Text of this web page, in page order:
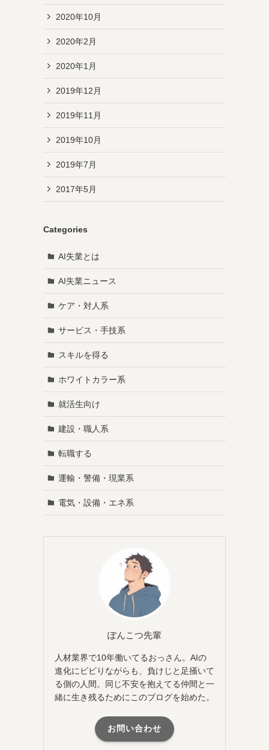
2020年10月
2020年2月
2020年1月
2019年12月
2019年11月
2019年10月
2019年7月
2017年5月
Categories
AI失業とは
AI失業ニュース
ケア・対人系
サービス・手技系
スキルを得る
ホワイトカラー系
就活生向け
建設・職人系
転職する
運輸・警備・現業系
電気・設備・エネ系
ぽんこつ先輩
人材業界で10年働いてるおっさん。AIの
進化にビビりながらも、負けじと足掻いて
る側の人間。同じ不安を抱えてる仲間と一
緒に生き残るためにこのブログを始めた。
お問い合わせ